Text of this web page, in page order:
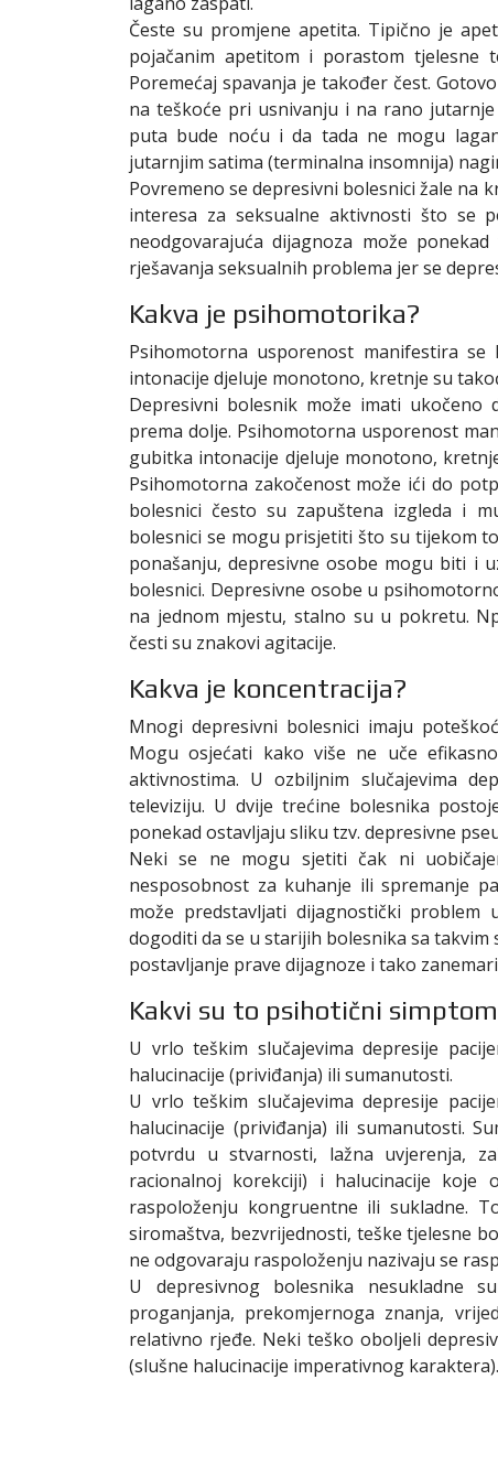
Česte su promjene apetita. Tipično je
pojačanim apetitom i porastom tjelesne
Poremećaj spavanja je također čest.
na teškoće pri usnivanju i na rano
puta bude noću i da tada ne mogu
jutarnjim satima (terminalna insomnija)
Povremeno se depresivni bolesnici žale na
interesa za seksualne aktivnosti što se
neodgovarajuća dijagnoza može
rješavanja seksualnih problema jer se
Kakva je psihomotorika?
Psihomotorna usporenost manifestira
intonacije djeluje monotono, kretnje su
Depresivni bolesnik može imati
prema dolje. Psihomotorna usporenost
gubitka intonacije djeluje monotono,
Psihomotorna zakočenost može ići do
bolesnici često su zapuštena izgleda i
bolesnici se mogu prisjetiti što su tijekom
ponašanju, depresivne osobe mogu biti i
bolesnici. Depresivne osobe u
na jednom mjestu, stalno su u pokretu.
česti su znakovi agitacije.
Kakva je koncentracija?
Mnogi depresivni bolesnici imaju
Mogu osjećati kako više ne uče
aktivnostima. U ozbiljnim slučajevima
televiziju. U dvije trećine bolesnika
ponekad ostavljaju sliku tzv. depresivne
Neki se ne mogu sjetiti čak ni
nesposobnost za kuhanje ili spremanje
može predstavljati dijagnostički
dogoditi da se u starijih bolesnika sa
postavljanje prave dijagnoze i tako
Kakvi su to psihotični
U vrlo teškim slučajevima depresije
halucinacije (priviđanja) ili sumanutosti.
U vrlo teškim slučajevima depresije
halucinacije (priviđanja) ili sumanutosti.
potvrdu u stvarnosti, lažna uvjerenja,
racionalnoj korekciji) i halucinacije koje
raspoloženju kongruentne ili sukladne.
siromaštva, bezvrijednosti, teške tjelesne
ne odgovaraju raspoloženju nazivaju se
U depresivnog bolesnika nesukladne
proganjanja, prekomjernoga znanja,
relativno rjeđe. Neki teško oboljeli
(slušne halucinacije imperativnog karaktera).